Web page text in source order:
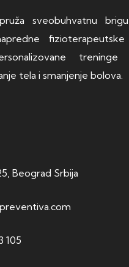
sveobuhvatnu
tela i smanjenje bolova.
Beograd Srbija
105